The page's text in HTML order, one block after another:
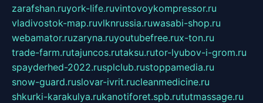
zarafshan.ruyork-life.ruvintovoykompressor.ru
vladivostok-map.ruvlknrussia.ruwasabi-shop.ru
webamator.ruzaryna.ruyoutubefree.rux-ton.ru
trade-farm.rutajuncos.rutaksu.rutor-lyubov-i-grom.ru
spayderhed-2022.rusplclub.rustoppamedia.ru
snow-guard.ruslovar-ivrit.rucleanmedicine.ru
shkurki-karakulya.rukanotiforet.spb.rututmassage.ru